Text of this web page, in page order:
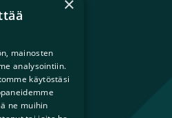
mainosten
analysointiin.
käytöstäsi
ne muihin